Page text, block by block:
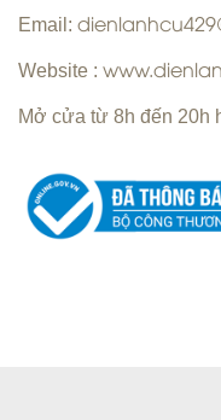
Sửa máy lạnh Quận
lạnh
Hàng
Email:
Website :
Mở cửa từ 8h đến 20h